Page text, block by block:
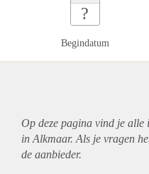
?
Begindatum
Op deze pagina vind je
in Alkmaar. Als je vragen
de aanbieder.